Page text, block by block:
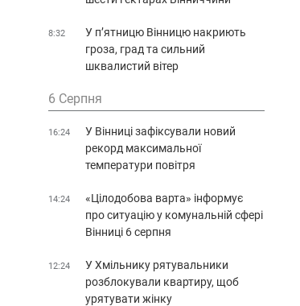
8:32
У п’ятницю Вінницю накриють
гроза, град та сильний
шквалистий вітер
6 Серпня
16:24
У Вінниці зафіксували новий
рекорд максимальної
температури повітря
14:24
«Цілодобова варта» інформує
про ситуацію у комунальній сфері
Вінниці 6 серпня
12:24
У Хмільнику рятувальники
розблокували квартиру, щоб
урятувати жінку